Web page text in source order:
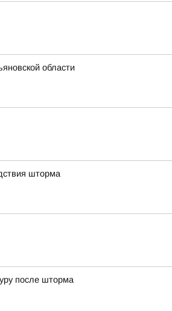
области
шторма
после шторма